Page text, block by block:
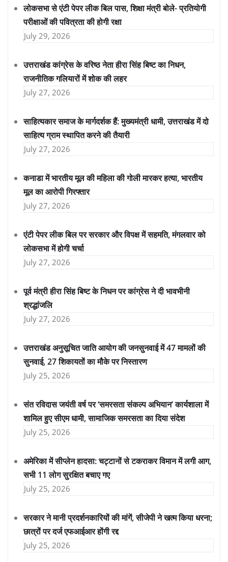
लोकसभा से एंटी पेपर लीक बिल पास, शिक्षा मंत्री बोले- प्रतियोगी
परीक्षाओं की पवित्रता की होगी रक्षा
July 29, 2026
उत्तराखंड कांग्रेस के वरिष्ठ नेता हीरा सिंह बिष्ट का निधन,
राजनीतिक गलियारों में शोक की लहर
July 27, 2026
साहित्यकार समाज के मार्गदर्शक हैं: मुख्यमंत्री धामी, उत्तराखंड में दो
साहित्य ग्राम स्थापित करने की तैयारी
July 27, 2026
कनाडा में भारतीय मूल की महिला की गोली मारकर हत्या, भारतीय
मूल का आरोपी गिरफ्तार
July 27, 2026
एंटी पेपर लीक बिल पर सरकार और विपक्ष में सहमति, मंगलवार को
लोकसभा में होगी चर्चा
July 27, 2026
पूर्व मंत्री हीरा सिंह बिष्ट के निधन पर कांग्रेस ने दी भावभीनी
श्रद्धांजलि
July 27, 2026
उत्तराखंड अनुसूचित जाति आयोग की जनसुनवाई में 47 मामलों की
सुनवाई, 27 शिकायतों का मौके पर निस्तारण
July 25, 2026
संत रविदास जयंती वर्ष पर ‘समरसता संकल्प अभियान’ कार्यशाला में
शामिल हुए सीएम धामी, सामाजिक समरसता का दिया संदेश
July 25, 2026
अमेरिका में सीप्लेन हादसा: चट्टानों से टकराकर विमान में लगी आग,
सभी 11 लोग सुरक्षित बचाए गए
July 25, 2026
सरकार ने मानी प्रदर्शनकारियों की मांगें, सीजेपी ने खत्म किया धरना;
छात्रों पर दर्ज एफआईआर होंगी रद्द
July 25, 2026